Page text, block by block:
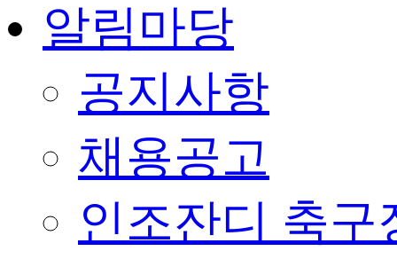
알림마당
공지사항
채용공고
인조잔디 축구